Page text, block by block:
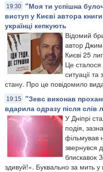
19:30 "Моя ти успішна
виступ у Києві автора
українці кепкують
Відомий
автор
Києві 25
Це сталося
ситуації
стану. Про це повідомило
19:15
"Зевс виконав
вдарила одразу після слів
У Дніпрі
подія,
фільмував
звернувся
блискавок
здивуй!». Буквально за мить у